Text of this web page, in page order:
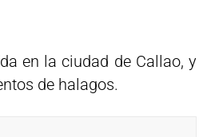
en la ciudad de Callao, y
de halagos.